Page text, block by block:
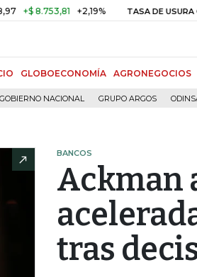
+2,19% TASA DE USURA
GLOBOECONOMÍA AGRONEGOCIOS
GOBIERNO NACIONAL GRUPO ARGOS
BANCOS
Ackman
tras